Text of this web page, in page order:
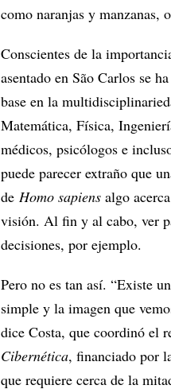
como naranjas y manzanas,
Conscientes de la
asentado en São Carlos se
base en la
Matemática, Física,
médicos, psicólogos e
puede parecer extraño que
de Homo sapiens algo
visión. Al fin y al cabo, ver
decisiones, por ejemplo.
Pero no es tan así. “Existe
simple y la imagen que
dice Costa, que coordinó el
Cibernética, financiado por
que requiere cerca de la